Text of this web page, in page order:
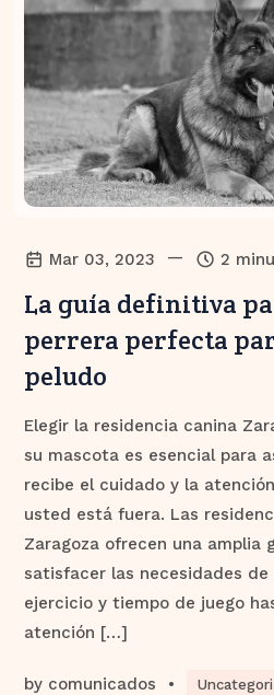
Mar 03, 2023 — 2
La guía definitiva
perrera perfecta
peludo
Elegir la residencia canina
su mascota es esencial para
recibe el cuidado y la
usted está fuera. Las
Zaragoza ofrecen una amplia
satisfacer las necesidades
ejercicio y tiempo de juego
atención […]
by comunicados •